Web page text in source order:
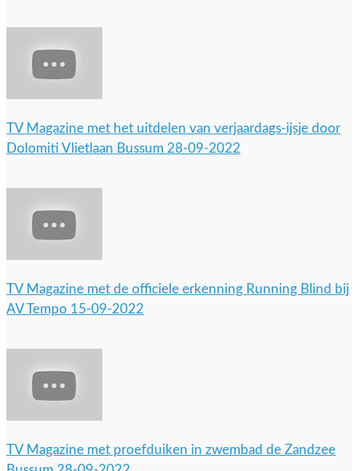
TV Magazine met het uitdelen van verjaardags-ijsje door
Dolomiti Vlietlaan Bussum 28-09-2022
TV Magazine met de officiele erkenning Running Blind bij
AV Tempo 15-09-2022
TV Magazine met proefduiken in zwembad de Zandzee